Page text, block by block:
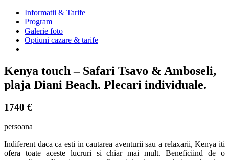
Informatii & Tarife
Program
Galerie foto
Optiuni cazare & tarife
Kenya touch – Safari Tsavo & Amboseli,
plaja Diani Beach. Plecari individuale.
1740 €
persoana
Indiferent daca ca esti in cautarea aventurii sau a relaxarii, Kenya iti
ofera toate aceste lucruri si chiar mai mult. Beneficiind de o